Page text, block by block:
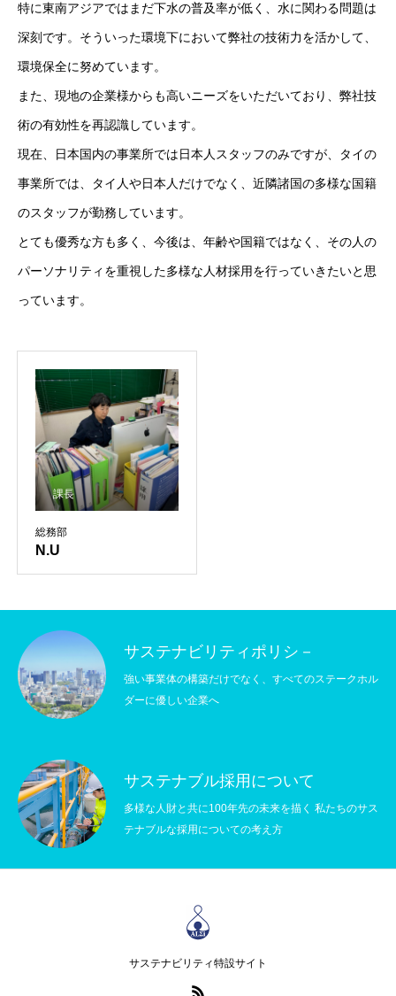
特に東南アジアではまだ下水の普及率が低く、水に関わる問題は
深刻です。そういった環境下において弊社の技術力を活かして、
環境保全に努めています。
また、現地の企業様からも高いニーズをいただいており、弊社技
術の有効性を再認識しています。
現在、日本国内の事業所では日本人スタッフのみですが、タイの
事業所では、タイ人や日本人だけでなく、近隣諸国の多様な国籍
のスタッフが勤務しています。
とても優秀な方も多く、今後は、年齢や国籍ではなく、その人の
パーソナリティを重視した多様な人材採用を行っていきたいと思
っています。
総務部
N.U
課長
サステナビリティポリシ－
強い事業体の構築だけでなく、すべてのステークホル
ダーに優しい企業へ
サステナブル採用について
多様な人財と共に100年先の未来を描く 私たちのサス
テナブルな採用についての考え方
サステナビリティ特設サイト